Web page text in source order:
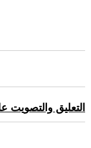
التعليق